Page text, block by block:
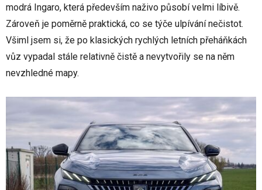
modrá Ingaro, která především naživo působí velmi líbivě.
Zároveň je poměrně praktická, co se týče ulpívání nečistot.
Všiml jsem si, že po klasických rychlých letních přeháňkách
vůz vypadal stále relativně čistě a nevytvořily se na něm
nevzhledné mapy.